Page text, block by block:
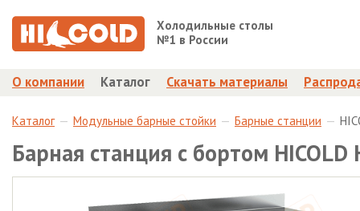
Холодильные столы
№1 в России
О компании Каталог Скачать материалы
Каталог Модульные барные стойки Барные станции
Барная станция с бортом